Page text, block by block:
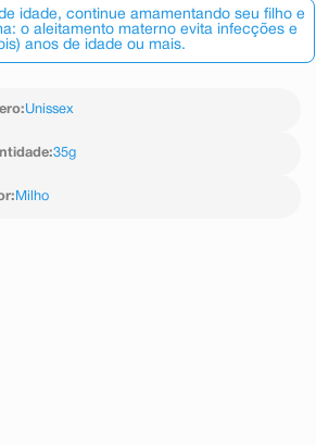
(sulfato de zinco), vitamina B1
idade, continue amamentando seu filho e
o aleitamento materno evita infecções e
anos de idade ou mais.
:Unissex
:35g
: Milho